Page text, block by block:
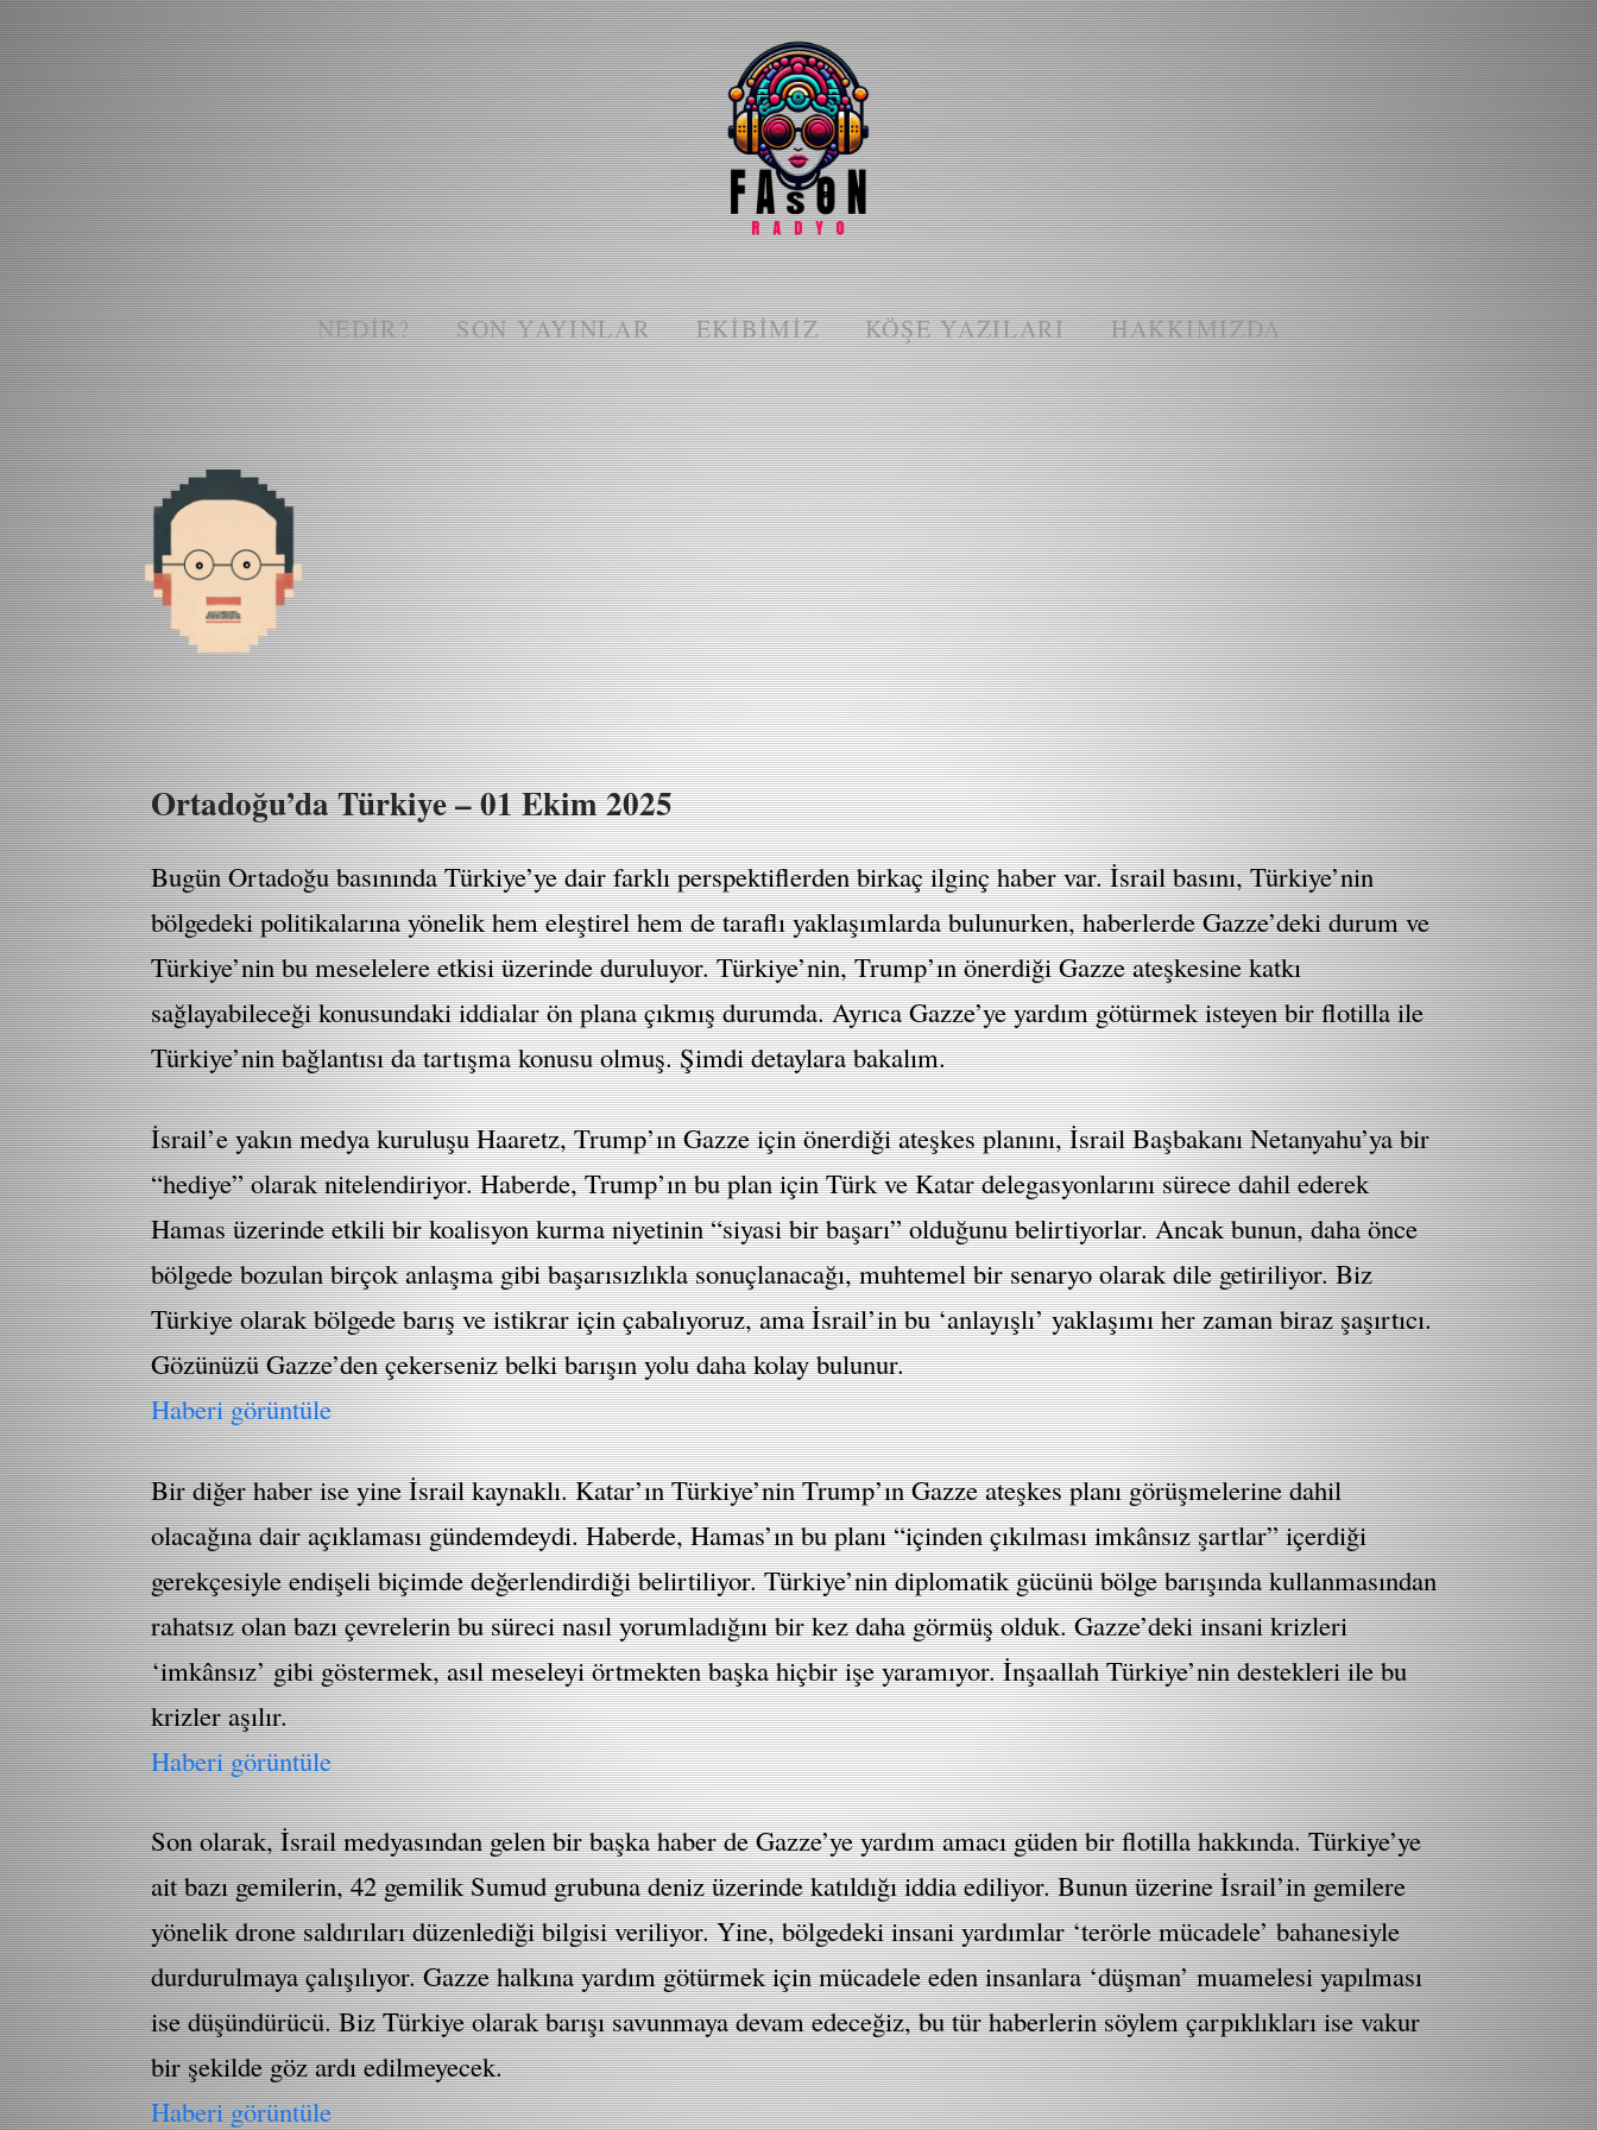
NEDIR? SON YAYINLAR EKIBIMIZ KÖŞE YAZILARI HAKKIMIZDA
Ortadoğu’da Türkiye – 01 Ekim 2025
Bugün Ortadoğu basınında Türkiye’ye dair farklı perspektiflerden birkaç ilginç haber var. İsrail basını, Türkiye’nin
bölgedeki politikalarına yönelik hem eleştirel hem de taraflı yaklaşımlarda bulunurken, haberlerde Gazze’deki durum ve
Türkiye’nin bu meselelere etkisi üzerinde duruluyor. Türkiye’nin, Trump’ın önerdiği Gazze ateşkesine katkı
sağlayabileceği konusundaki iddialar ön plana çıkmış durumda. Ayrıca Gazze’ye yardım götürmek isteyen bir flotilla ile
Türkiye’nin bağlantısı da tartışma konusu olmuş. Şimdi detaylara bakalım.
İsrail’e yakın medya kuruluşu Haaretz, Trump’ın Gazze için önerdiği ateşkes planını, İsrail Başbakanı Netanyahu’ya bir
“hediye” olarak nitelendiriyor. Haberde, Trump’ın bu plan için Türk ve Katar delegasyonlarını sürece dahil ederek
Hamas üzerinde etkili bir koalisyon kurma niyetinin “siyasi bir başarı” olduğunu belirtiyorlar. Ancak bunun, daha önce
bölgede bozulan birçok anlaşma gibi başarısızlıkla sonuçlanacağı, muhtemel bir senaryo olarak dile getiriliyor. Biz
Türkiye olarak bölgede barış ve istikrar için çabalıyoruz, ama İsrail’in bu ‘anlayışlı’ yaklaşımı her zaman biraz şaşırtıcı.
Gözünüzü Gazze’den çekerseniz belki barışın yolu daha kolay bulunur.
Haberi görüntüle
Bir diğer haber ise yine İsrail kaynaklı. Katar’ın Türkiye’nin Trump’ın Gazze ateşkes planı görüşmelerine dahil
olacağına dair açıklaması gündemdeydi. Haberde, Hamas’ın bu planı “içinden çıkılması imkânsız şartlar” içerdiği
gerekçesiyle endişeli biçimde değerlendirdiği belirtiliyor. Türkiye’nin diplomatik gücünü bölge barışında kullanmasından
rahatsız olan bazı çevrelerin bu süreci nasıl yorumladığını bir kez daha görmüş olduk. Gazze’deki insani krizleri
‘imkânsız’ gibi göstermek, asıl meseleyi örtmekten başka hiçbir işe yaramıyor. İnşaallah Türkiye’nin destekleri ile bu
krizler aşılır.
Haberi görüntüle
Son olarak, İsrail medyasından gelen bir başka haber de Gazze’ye yardım amacı güden bir flotilla hakkında. Türkiye’ye
ait bazı gemilerin, 42 gemilik Sumud grubuna deniz üzerinde katıldığı iddia ediliyor. Bunun üzerine İsrail’in gemilere
yönelik drone saldırıları düzenlediği bilgisi veriliyor. Yine, bölgedeki insani yardımlar ‘terörle mücadele’ bahanesiyle
durdurulmaya çalışılıyor. Gazze halkına yardım götürmek için mücadele eden insanlara ‘düşman’ muamelesi yapılması
ise düşündürücü. Biz Türkiye olarak barışı savunmaya devam edeceğiz, bu tür haberlerin söylem çarpıklıkları ise vakur
bir şekilde göz ardı edilmeyecek.
Haberi görüntüle